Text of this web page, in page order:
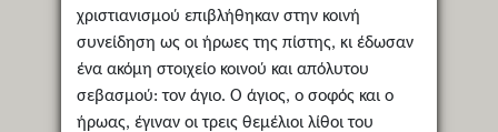
χριστιανισμού επιβλήθηκαν στην κοινή
συνείδηση ως οι ήρωες της πίστης, κι έδωσαν
ένα ακόμη στοιχείο κοινού και απόλυτου
σεβασμού: τον άγιο. Ο άγιος, ο σοφός και ο
ήρωας, έγιναν οι τρεις θεμέλιοι λίθοι του